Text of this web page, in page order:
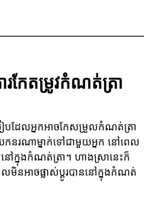
រកែតម្រូវកំណត់ត្រា
បដែលអ្នកអាចកែសម្រួលកំណត់ត្រា
កនរណាម្នាក់ទៅជាមួយអ្នក នៅពេល
ៅក្នុងកំណត់ត្រា។ ហាងស្រានេះក៏
នអាចផ្លាស់ប្តូរបាននៅក្នុងកំណត់